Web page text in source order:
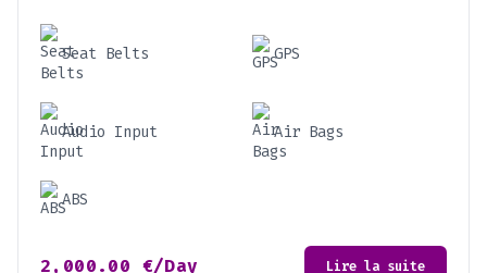
Seat Belts GPS
Audio Input Air Bags
ABS
2,000.00 €/Day Lire la suite